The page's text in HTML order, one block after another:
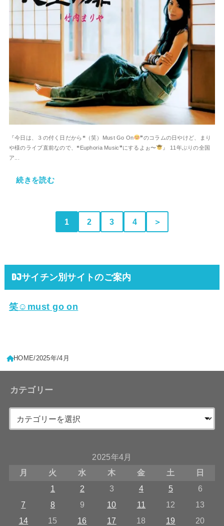
『今日は、３の付く日だから❝（笑）Must Go On
❞のコラムの日やけど、まり
や様のライブ直前なので、❝Euphoria Music❞にするよぉ〜
』 11年ぶりの全国
ア...
続きを読む
1 2 3 4 ＞
DJサイチン別サイトのご案内
笑☺must go on
HOME 2025年 4月
カテゴリー
2025年4月
月
火 水 木 金 土
日
1
2 3 4 5
6
7
8 9 10 11 12
13
14
15 16 17 18 19 20